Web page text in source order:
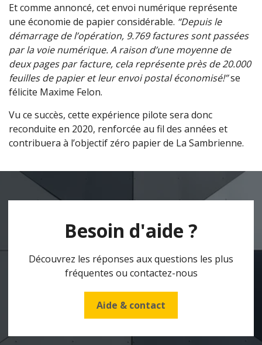
Et comme annoncé, cet envoi numérique représente
une économie de papier considérable. “Depuis le
démarrage de l’opération, 9.769 factures sont passées
par la voie numérique. A raison d’une moyenne de
deux pages par facture, cela représente près de 20.000
feuilles de papier et leur envoi postal économisé!”se
félicite Maxime Felon.
Vu ce succès, cette expérience pilote sera donc
reconduite en 2020, renforcée au fil des années et
contribuera à l’objectif zéro papier de La Sambrienne.
Besoin d'aide ?
Découvrez les réponses aux questions les plus
fréquentes ou contactez-nous
Aide & contact